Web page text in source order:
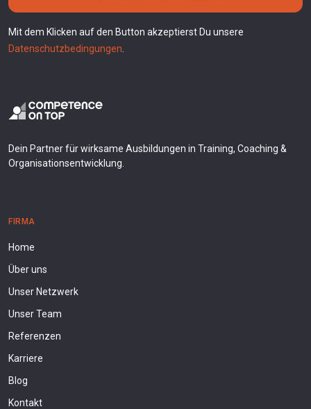
Mit dem Klicken auf den Button akzeptierst Du unsere
Datenschutzbedingungen.
Dein Partner für wirksame Ausbildungen in Training, Coaching &
Organisationsentwicklung.
FIRMA
Home
Über uns
Unser Netzwerk
Unser Team
Referenzen
Karriere
Blog
Kontakt